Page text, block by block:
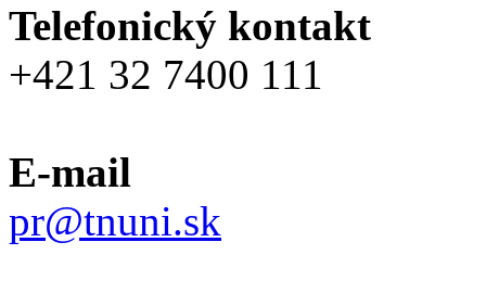
Telefonický kontakt
+421 32 7400 111
E-mail
pr@tnuni.sk